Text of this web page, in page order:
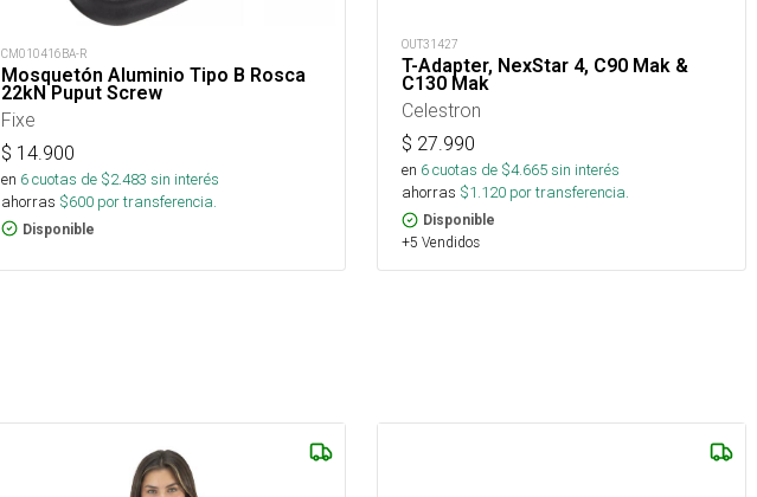
CM010416BA-R
Mosquetón Aluminio Tipo B Rosca
22kN Puput Screw
Fixe
$ 14.900
en 6cuotas de $2.483 sin interés
ahorras $600 por transferencia.
Disponible
OUT31427
T-Adapter, NexStar 4, C90 Mak &
C130 Mak
Celestron
$ 27.990
en 6cuotas de $4.665sin interés
ahorras $1.120 por transferencia.
Disponible
+5 Vendidos